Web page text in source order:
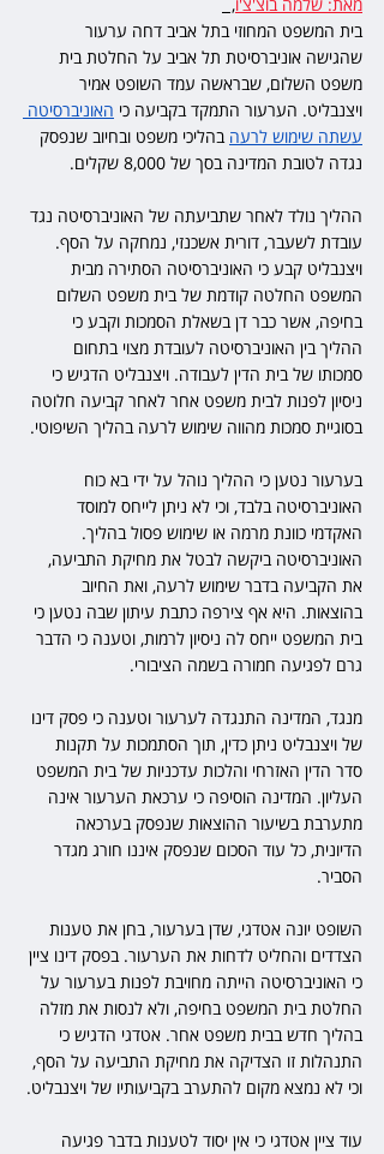
בית המשפט המחוזי בתל אביב דחה ערעור
שהגישה אוניברסיטת תל אביב על החלטת בית
משפט השלום, שבראשה עמד השופט אמיר
ויצנבליט. הערעור התמקד בקביעה כי האוניברסיטה
עשתה שימוש לרעה בהליכי משפט ובחיוב שנפסק
נגדה לטובת המדינה בסך של 8,000 שקלים.
ההליך נולד לאחר שתביעתה של האוניברסיטה נגד
עובדת לשעבר, דורית אשכנזי, נמחקה על הסף.
ויצנבליט קבע כי האוניברסיטה הסתירה מבית
המשפט החלטה קודמת של בית משפט השלום
בחיפה, אשר כבר דן בשאלת הסמכות וקבע כי
ההליך בין האוניברסיטה לעובדת מצוי בתחום
סמכותו של בית הדין לעבודה. ויצנבליט הדגיש כי
ניסיון לפנות לבית משפט אחר לאחר קביעה חלוטה
בסוגיית סמכות מהווה שימוש לרעה בהליך השיפוטי.
בערעור נטען כי ההליך נוהל על ידי בא כוח
האוניברסיטה בלבד, וכי לא ניתן לייחס למוסד
האקדמי כוונת מרמה או שימוש פסול בהליך.
האוניברסיטה ביקשה לבטל את מחיקת התביעה,
את הקביעה בדבר שימוש לרעה, ואת החיוב
בהוצאות. היא אף צירפה כתבת עיתון שבה נטען כי
בית המשפט ייחס לה ניסיון לרמות, וטענה כי הדבר
גרם לפגיעה חמורה בשמה הציבורי.
מנגד, המדינה התנגדה לערעור וטענה כי פסק דינו
של ויצנבליט ניתן כדין, תוך הסתמכות על תקנות
סדר הדין האזרחי והלכות עדכניות של בית המשפט
העליון. המדינה הוסיפה כי ערכאת הערעור אינה
מתערבת בשיעור ההוצאות שנפסק בערכאה
הדיונית, כל עוד הסכום שנפסק איננו חורג מגדר
הסביר.
השופט יונה אטדגי, שדן בערעור, בחן את טענות
הצדדים והחליט לדחות את הערעור. בפסק דינו ציין
כי האוניברסיטה הייתה מחויבת לפנות בערעור על
החלטת בית המשפט בחיפה, ולא לנסות את מזלה
בהליך חדש בבית משפט אחר. אטדגי הדגיש כי
התנהלות זו הצדיקה את מחיקת התביעה על הסף,
וכי לא נמצא מקום להתערב בקביעותיו של ויצנבליט.
עוד ציין אטדגי כי אין יסוד לטענות בדבר פגיעה